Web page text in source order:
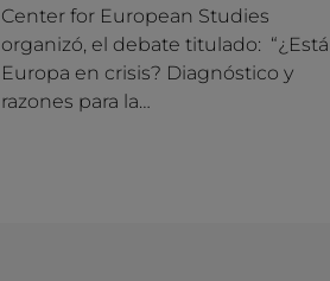
Center for European Studies
organizó, el debate titulado: “¿Está
Europa en crisis? Diagnóstico y
razones para la…